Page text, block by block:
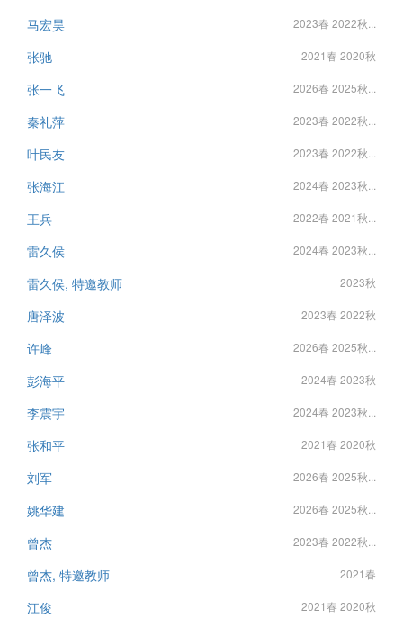
马宏昊 2023春 2022秋...
张驰 2021春 2020秋
张一飞 2026春 2025秋...
秦礼萍 2023春 2022秋...
叶民友 2023春 2022秋...
张海江 2024春 2023秋...
王兵 2022春 2021秋...
雷久侯 2024春 2023秋...
雷久侯, 特邀教师 2023秋
唐泽波 2023春 2022秋
许峰 2026春 2025秋...
彭海平 2024春 2023秋
李震宇 2024春 2023秋...
张和平 2021春 2020秋
刘军 2026春 2025秋...
姚华建 2026春 2025秋...
曾杰 2023春 2022秋...
曾杰, 特邀教师 2021春
江俊 2021春 2020秋